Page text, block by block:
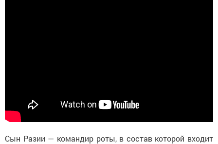
Сын Разии — командир роты, в состав которой входит